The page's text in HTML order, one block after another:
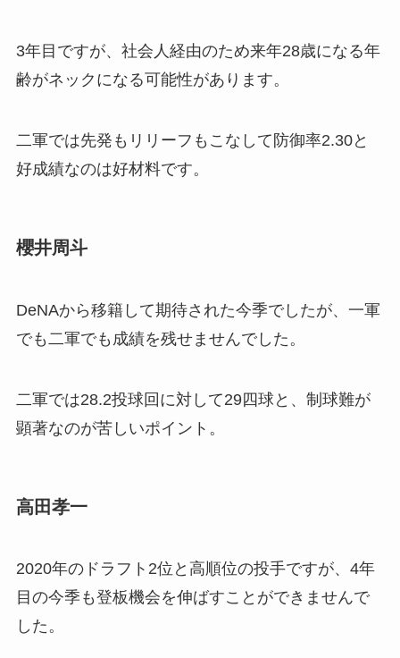
3年目ですが、社会人経由のため来年28歳になる年
齢がネックになる可能性があります。
二軍では先発もリリーフもこなして防御率2.30と
好成績なのは好材料です。
櫻井周斗
DeNAから移籍して期待された今季でしたが、一軍
でも二軍でも成績を残せませんでした。
二軍では28.2投球回に対して29四球と、制球難が
顕著なのが苦しいポイント。
高田孝一
2020年のドラフト2位と高順位の投手ですが、4年
目の今季も登板機会を伸ばすことができませんで
した。